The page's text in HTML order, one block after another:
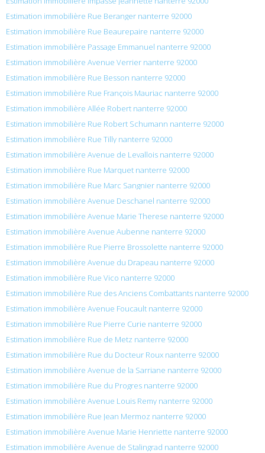
Estimation immobilière Rue Beranger nanterre 92000
Estimation immobilière Rue Beaurepaire nanterre 92000
Estimation immobilière Passage Emmanuel nanterre 92000
Estimation immobilière Avenue Verrier nanterre 92000
Estimation immobilière Rue Besson nanterre 92000
Estimation immobilière Rue François Mauriac nanterre 92000
Estimation immobilière Allée Robert nanterre 92000
Estimation immobilière Rue Robert Schumann nanterre 92000
Estimation immobilière Rue Tilly nanterre 92000
Estimation immobilière Avenue de Levallois nanterre 92000
Estimation immobilière Rue Marquet nanterre 92000
Estimation immobilière Rue Marc Sangnier nanterre 92000
Estimation immobilière Avenue Deschanel nanterre 92000
Estimation immobilière Avenue Marie Therese nanterre 92000
Estimation immobilière Avenue Aubenne nanterre 92000
Estimation immobilière Rue Pierre Brossolette nanterre 92000
Estimation immobilière Avenue du Drapeau nanterre 92000
Estimation immobilière Rue Vico nanterre 92000
Estimation immobilière Rue des Anciens Combattants nanterre 92000
Estimation immobilière Avenue Foucault nanterre 92000
Estimation immobilière Rue Pierre Curie nanterre 92000
Estimation immobilière Rue de Metz nanterre 92000
Estimation immobilière Rue du Docteur Roux nanterre 92000
Estimation immobilière Avenue de la Sarriane nanterre 92000
Estimation immobilière Rue du Progres nanterre 92000
Estimation immobilière Avenue Louis Remy nanterre 92000
Estimation immobilière Rue Jean Mermoz nanterre 92000
Estimation immobilière Avenue Marie Henriette nanterre 92000
Estimation immobilière Avenue de Stalingrad nanterre 92000